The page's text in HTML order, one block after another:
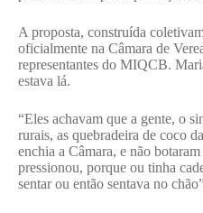
A proposta, construída
oficialmente na Câmara de
representantes do MIQCB.
estava lá.
“Eles achavam que a gente, o
rurais, as quebradeira de coco
enchia a Câmara, e não
pressionou, porque ou tinha
sentar ou então sentava no